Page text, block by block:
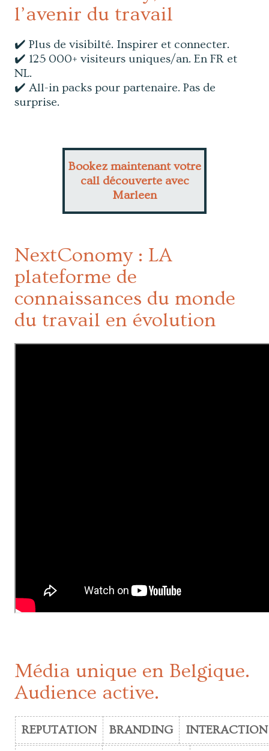
l’avenir du travail
✔️ Plus de visibilté. Inspirer et connecter.
✔️ 125 000+ visiteurs uniques/an. En FR et
NL.
✔️ All-in packs pour partenaire. Pas de
surprise.
Bookez maintenant votre
call découverte avec
Marleen
NextConomy : LA
plateforme de
connaissances du monde
du travail en évolution
Média unique en Belgique.
Audience active.
REPUTATION BRANDING INTERACTION